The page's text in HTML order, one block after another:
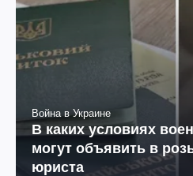
Война в Украине
В каких условиях
могут объявить в
юриста